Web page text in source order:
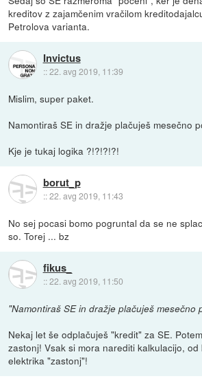
kreditov z zajamčenim vračilom
Petrolova varianta.
Invictus
::22. avg 2019, 11:39
Mislim, super paket.
Namontiraš SE in dražje plačuješ mesečno
Kje je tukaj logika ?!?!?!?!
borut_p
::22. avg 2019, 11:43
No sej pocasi bomo pogruntal da se ne
so. Torej ... bz
fikus_
::22. avg 2019, 11:50
"Namontiraš SE in dražje plačuješ mesečno
Nekaj let še odplačuješ "kredit" za SE.
zastonj! Vsak si mora narediti kalkulacijo,
elektrika "zastonj"!